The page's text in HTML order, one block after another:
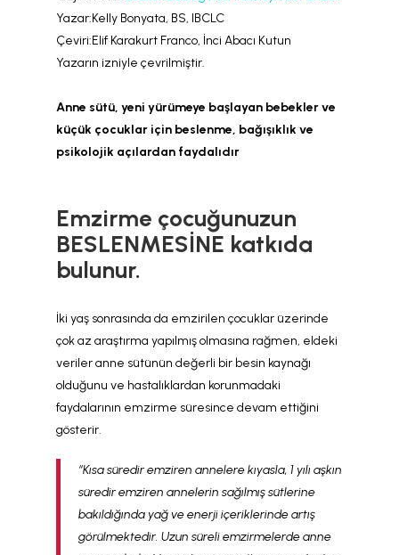
Yazar:Kelly Bonyata, BS, IBCLC
Çeviri:Elif Karakurt Franco, İnci Abacı Kutun
Yazarın izniyle çevrilmiştir.
Anne sütü, yeni yürümeye başlayan bebekler ve
küçük çocuklar için beslenme, bağışıklık ve
psikolojik açılardan faydalıdır
Emzirme çocuğunuzun
BESLENMESİNE katkıda
bulunur.
İki yaş sonrasında da emzirilen çocuklar üzerinde
çok az araştırma yapılmış olmasına rağmen, eldeki
veriler anne sütünün değerli bir besin kaynağı
olduğunu ve hastalıklardan korunmadaki
faydalarının emzirme süresince devam ettiğini
gösterir.
“Kısa süredir emziren annelere kıyasla, 1 yılı aşkın
süredir emziren annelerin sağılmış sütlerine
bakıldığında yağ ve enerji içeriklerinde artış
görülmektedir. Uzun süreli emzirmelerde anne